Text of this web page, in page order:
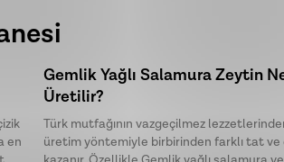
en
Gemlik Yağlı Salamura Zeytin
Üretilir?
Türk mutfağının vazgeçilmez
üretim yöntemiyle birbirinden farklı tat